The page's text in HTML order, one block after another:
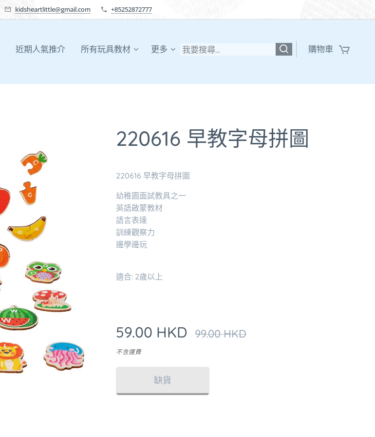
kidsheartlittle@gmail.com +85252872777
近期人氣推介 所有玩具教材 更多 購物車
220616 早教字母拼圖
220616 早教字母拼圖
幼稚園面試教具之一
英語啟蒙教材
語言表達
訓練觀察力
邊學邊玩
適合: 2歲以上
59.00 HKD 99.00HKD
不含運費
缺貨